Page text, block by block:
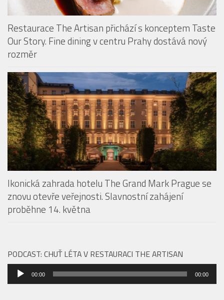
Restaurace The Artisan přichází s konceptem Taste
Our Story. Fine dining v centru Prahy dostává nový
rozměr
Ikonická zahrada hotelu The Grand Mark Prague se
znovu otevře veřejnosti. Slavnostní zahájení
proběhne 14. května
PODCAST: CHUŤ LÉTA V RESTAURACI THE ARTISAN
Audio
přehrávač
00:00 00:00